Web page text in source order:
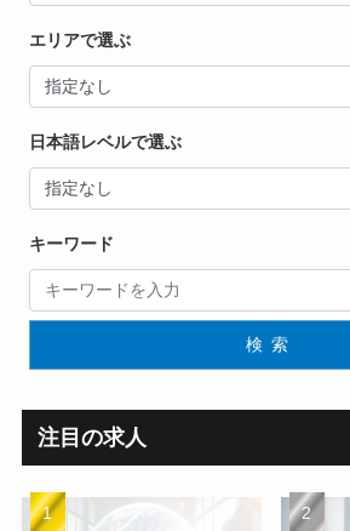
エリアで選ぶ
日本語レベルで選ぶ
キーワード
検索
注目の求人